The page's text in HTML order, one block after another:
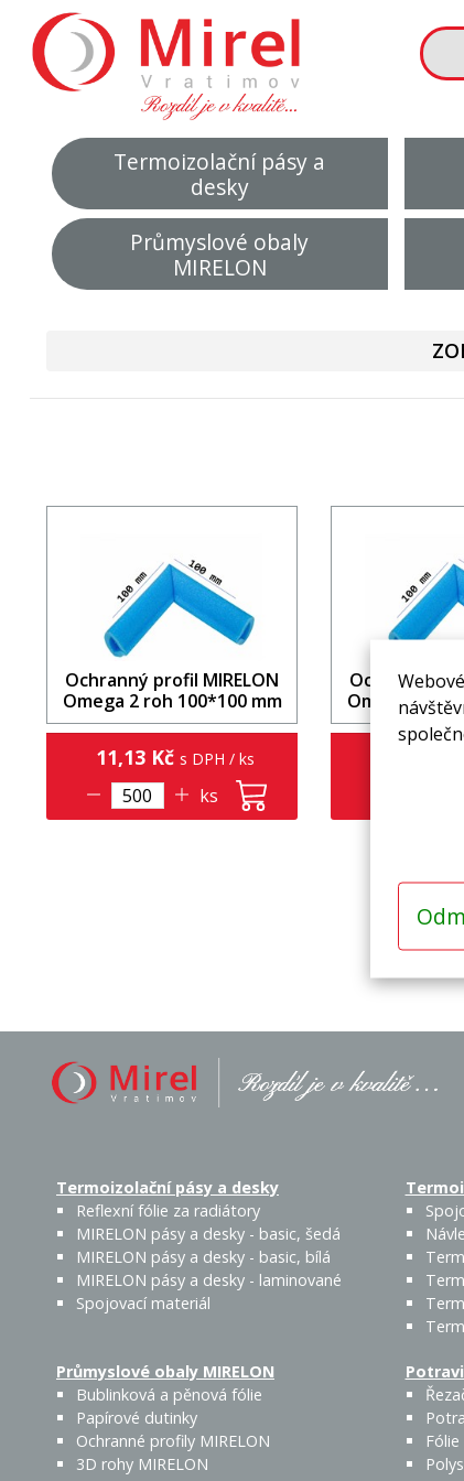
Termoizolační pásy a
desky
Průmyslové obaly
MIRELON
Ochranný profil MIRELON
Omega 2 roh 100*100 mm
11,13 Kč s DPH / ks
ks
Ochranný
Omega 6 roh
Termoizolační pásy a desky
Reflexní fólie za radiátory
MIRELON pásy a desky - basic, šedá
MIRELON pásy a desky - basic, bílá
MIRELON pásy a desky - laminované
Spojovací materiál
Průmyslové obaly MIRELON
Bublinková a pěnová fólie
Papírové dutinky
Ochranné profily MIRELON
3D rohy MIRELON